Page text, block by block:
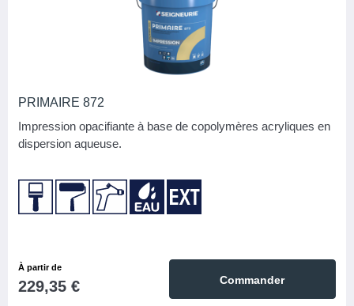
PRIMAIRE 872
Impression opacifiante à base de copolymères acryliques en
dispersion aqueuse.
À partir de
229,35 € Commander